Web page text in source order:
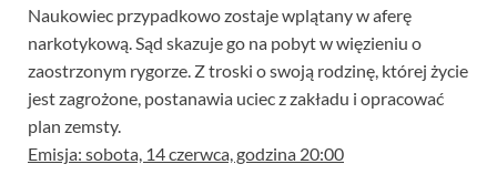
Naukowiec przypadkowo zostaje wplątany w aferę
narkotykową. Sąd skazuje go na pobyt w więzieniu o
zaostrzonym rygorze. Z troski o swoją rodzinę, której życie
jest zagrożone, postanawia uciec z zakładu i opracować
plan zemsty.
Emisja: sobota, 14 czerwca, godzina 20:00